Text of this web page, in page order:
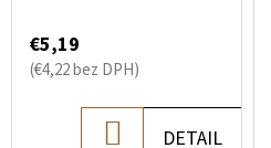
500G
€5,19
(€4,22 bez DPH)
DETAIL